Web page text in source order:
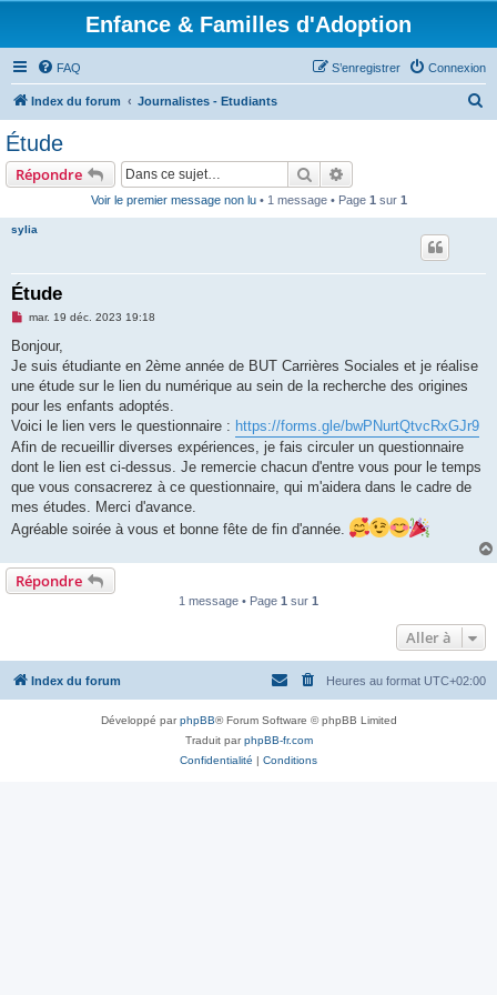
Enfance & Familles d'Adoption
FAQ Connexion
S’enregistrer
Index du forum Journalistes - Etudiants
Étude
Répondre Rechercher
Voir le premier message non lu• 1 message • Page 1 sur 1
sylia
Étude
M
s
a
g
n
o
l
u
mar. 19 déc. 2023 19:18
Bonjour,
Je suis étudiante en 2ème année de BUT Carrières Sociales et je réalise
une étude sur le lien du numérique au sein de la recherche des origines
pour les enfants adoptés.
Voici le lien vers le questionnaire : https://forms.gle/bwPNurtQtvcRxGJr9
Afin de recueillir diverses expériences, je fais circuler un questionnaire
dont le lien est ci-dessus. Je remercie chacun d'entre vous pour le temps
que vous consacrerez à ce questionnaire, qui m'aidera dans le cadre de
mes études. Merci d'avance.
Agréable soirée à vous et bonne fête de fin d'année.
Répondre
1 message • Page 1 sur 1
Aller à
Index du forum Heures au format UTC+02:00
Développé parphpBB® Forum Software © phpBB Limited
Traduit parphpBB-fr.com
Confidentialité | Conditions